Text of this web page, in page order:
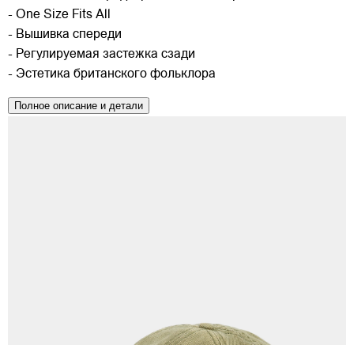
- One Size Fits All
- Вышивка спереди
- Регулируемая застежка сзади
- Эстетика британского фольклора
Полное описание и детали